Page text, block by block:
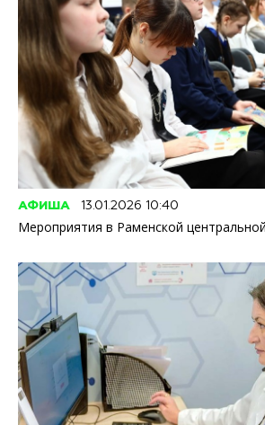
АФИША 13.01.2026 10:40
Мероприятия в Раменской